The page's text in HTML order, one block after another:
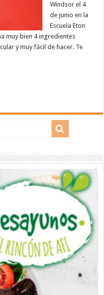
Windsor el 4
de junio en la
Escuela Eton
muy bien 4 ingredientes
y muy fácil de hacer. Te